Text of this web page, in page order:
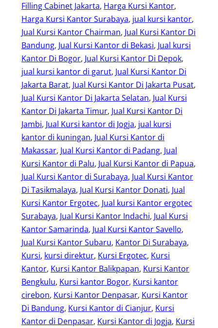
Filling Cabinet Jakarta, Harga Kursi Kantor
Harga Kursi Kantor Surabaya, jual kursi kantor
Jual Kursi Kantor Chairman, Jual Kursi Kantor Di
Bandung, Jual Kursi Kantor di Bekasi, Jual kursi
Kantor Di Bogor, Jual Kursi Kantor Di Depok
jual kursi kantor di garut, Jual Kursi Kantor Di
Jakarta Barat, Jual Kursi Kantor Di Jakarta Pusat
Jual Kursi Kantor Di Jakarta Selatan, Jual Kursi
Kantor Di Jakarta Timur, Jual Kursi Kantor Di
Jambi, Jual Kursi kantor di Jogja, jual kursi
kantor di kuningan, Jual Kursi Kantor di
Makassar, Jual Kursi Kantor di Padang, Jual
Kursi Kantor di Palu, Jual Kursi Kantor di Papua
Jual Kursi Kantor di Surabaya, Jual Kursi Kantor
Di Tasikmalaya, Jual Kursi Kantor Donati, Jual
Kursi Kantor Ergotec, Jual kursi Kantor ergotec
Surabaya, Jual Kursi Kantor Indachi, Jual Kursi
Kantor Samarinda, Jual Kursi Kantor Savello
Jual Kursi Kantor Subaru, Kantor Di Surabaya
Kursi, kursi direktur, Kursi Ergotec, Kursi
Kantor, Kursi Kantor Balikpapan, Kursi Kantor
Bengkulu, Kursi kantor Bogor, Kursi kantor
cirebon, Kursi Kantor Denpasar, Kursi Kantor
Di Bandung, Kursi Kantor di Cianjur, Kursi
Kantor di Denpasar, Kursi Kantor di Jogja, Kursi